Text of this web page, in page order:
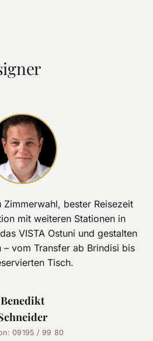
Zimmerwahl, bester Reisezeit
mit weiteren Stationen in
VISTA Ostuni und gestalten
– vom Transfer ab Brindisi bis
Tisch.
Benedikt
09195 / 99 80